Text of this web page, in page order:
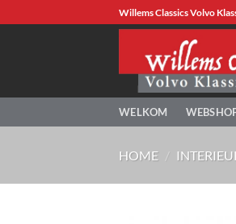
naar
Willems Classics Volvo
WELKOM
HOME /